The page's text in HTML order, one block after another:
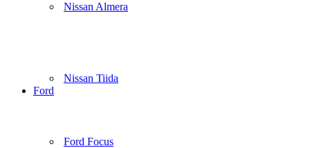
Nissan Almera
Nissan Tiida
Ford
Ford Focus